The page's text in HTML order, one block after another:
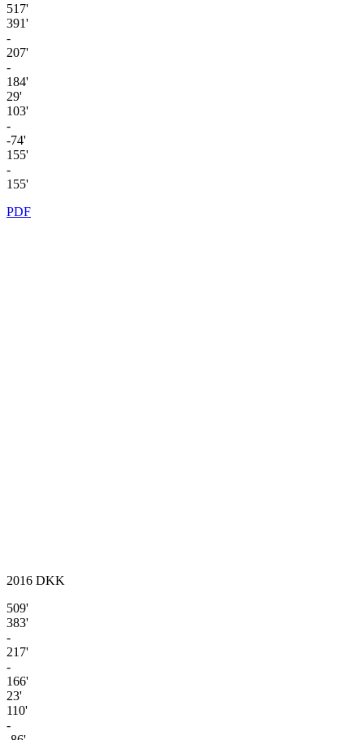
517'
391'
-
207'
-
184'
29'
103'
-
-74'
155'
-
155'
PDF
2016 DKK
509'
383'
-
217'
-
166'
23'
110'
-